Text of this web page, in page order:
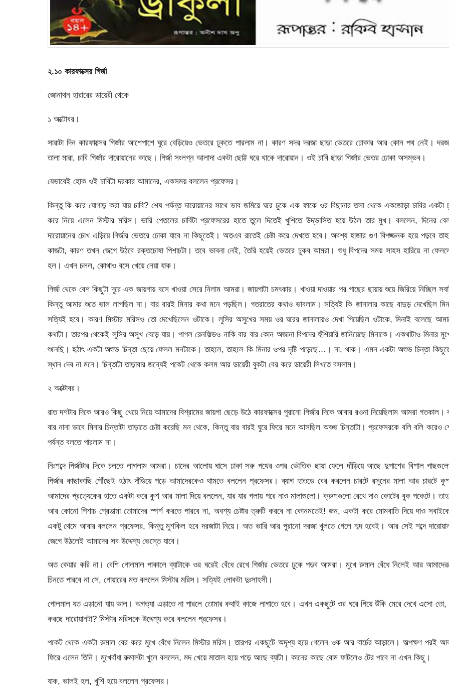
২.১০ কারফাক্সের গির্জা
জোনাথন হারারের ডায়েরী থেকে
১ অক্টোবর।
সারাটা দিন কারফাক্সের গির্জার আশেপাশে ঘুরে বেড়িয়েও ভেতরে ঢুকতে পারলাম না। কারণ সদর দরজা ছাড়া ভেতরে ঢোকার আর কোন পথ নেই।
তালা মারা, চাবি গির্জার দারোয়ানের কাছে। গির্জা সংলগ্ন আলাদা একটা ছোট্ট ঘরে থাকে দারোয়ান। ওই চাবি ছাড়া গির্জার ভেতর ঢোকা অসম্ভব।
যেভাবেই হোক ওই চাবিটা দরকার আমাদের, একসময় বললেন প্রফেসর।
কিন্তু কি করে যোগাড় করা যায় চাবি? শেষ পর্যন্ত দারোয়ানের সাথে ভাব জমিয়ে ঘরে ঢুকে এক ফাকে ওর বিছানার তলা থেকে একজোড়া চাবির একটা
করে নিয়ে এলেন মিস্টার মরিস। ভারি পেতলের চাবিটা প্রফেসরের হাতে তুলে দিতেই খুশিতে উদ্ভাসিত হয়ে উঠল তার মুখ। বললেন, দিনের
দারোয়ানের চোখ এড়িয়ে গির্জার ভেতরে ঢোকা যাবে না কিছুতেই। অতএব রাতেই চেষ্টা করে দেখতে হবে। অবশ্য হাজার গুণ বিপজ্জনক হয়ে পড়বে
কাজটা, কারণ তখন জেগে উঠবে রক্তচোষা পিশাচটা। তবে ভাবনা নেই, তৈরি হয়েই ভেতরে ঢুকব আমরা। শুধু বিপদের সময় সাহস হারিয়ে না
হল। এখন চলল, কোথাও বসে খেয়ে নেয়া যাক।
গির্জা থেকে বেশ কিছুটা দূরে এক জায়গায় বসে খাওয়া সেরে নিলাম আমরা। জায়গাটা চমৎকার। খাওয়া দাওয়ার পর গাছের ছায়ায় শুয়ে জিরিয়ে নিচ্ছিল
কিন্তু আমার শুতে ভাল লাগছিল না। বার বারই মিনার কথা মনে পড়ছিল। গতরাতের কথাও ভাবলাম। সত্যিই কি জানালার কাছে বাদুড় দেখেছিল
সত্যিই হবে। কারণ মিস্টার মরিসও তো দেখেছিলেন ওটাকে। লুসির অসুখের সময় ওর ঘরের জানালায়ও দেখা গিয়েছিল ওটাকে, মিনাই বলেছে
কথাটা। তারপর থেকেই লুসির অসুখ বেড়ে যায়। পাগল রেনফিল্ডও নাকি বার বার কোন অজানা বিপদের হুঁশিয়ারি জানিয়েছে মিনাকে। একথাটাও মিনার
শুনেছি। হঠাৎ একটা অশুভ চিন্তা ছেয়ে ফেলল মনটাকে। তাহলে, তাহলে কি মিনার ওপর দৃষ্টি পড়েছে…। না, থাক। এমন একটা অশুভ চিন্তা
স্থান দেব না মনে। চিন্তাটা তাড়াবার জন্যেই পকেট থেকে কলম আর ডায়েরী বুকটা বের করে ডায়েরী লিখতে বসলাম।
২ অক্টোবর।
রাত দশটার দিকে আরও কিছু খেয়ে নিয়ে আমাদের বিশ্রামের জায়গা ছেড়ে উঠে কারফাক্সের পুরানো গির্জার দিকে আবার রওনা দিয়েছিলাম আমরা গতকাল।
বার নানা ভাবে মিনার চিন্তাটা তাড়াতে চেষ্টা করেছি মন থেকে, কিন্তু বার বারই ঘুরে ফিরে মনে আসছিল অশুভ চিন্তাটা। প্রফেসরকে বলি বলি করেও
পর্যন্ত বলতে পারলাম না।
নিঃশব্দে গির্জাটার দিকে চলতে লাগলাম আমরা। চাদের আলোয় ঘাসে ঢাকা সরু পথের ওপর ভৌতিক ছায়া ফেলে দাঁড়িয়ে আছে দুপাশের বিশাল
গির্জার কাছাকাছি পৌঁছেই হঠাৎ দাঁড়িয়ে পড়ে আমাদেরকেও থামতে বললেন প্রফেসর। ব্যাগ হাতড়ে বের করলেন চারটে রসুনের মালা আর চারটে
আমাদের প্রত্যেকের হাতে একটা করে কুশ আর মালা দিয়ে বললেন, যার যার গলায় পরে নাও মালাগুলো। ক্রুশগুলো রেখে দাও কোটের বুক পকেটে।
আর কোনো পিশাচ প্রেতাত্মা তোমাদের স্পর্শ করতে পারবে না, অবশ্য চেষ্টার ত্রুটি করবে না কোনমতেই! জন, একটা করে মোমবাতি দিয়ে দাও
একটু থেমে আবার বললেন প্রফেসর, কিন্তু মুশকিল হবে দরজাটা নিয়ে। অত ভারি আর পুরানো দরজা খুলতে গেলে শব্দ হবেই। আর সেই শব্দে
জেগে উঠলেই আমাদের সব উদ্দেশ্য ভেস্তে যাবে।
অত কেয়ার করি না। বেশি গোলমাল পাকালে ব্যাটাকে ওর ঘরেই বেঁধে রেখে গির্জার ভেতরে ঢুকে পড়ব আমরা। মুখে রুমাল বেঁধে নিলেই আর
চিনতে পারবে না সে, গোয়ারের মত বললেন মিস্টার মরিস। সত্যিই লোকটা দুঃসাহসী।
গোলমাল যত এড়ানো যায় ভাল। অগত্যা এড়াতে না পারলে তোমার কথাই কাজে লাগাতে হবে। এখন একছুটে ওর ঘরে গিয়ে উঁকি মেরে দেখে এসো তো,
করছে দারোয়ানটা? মিস্টার মরিসকে উদ্দেশ্য করে বললেন প্রফেসর।
পকেট থেকে একটা রুমাল বের করে মুখে বেঁধে নিলেন মিস্টার মরিস। তারপর একছুটে অদৃশ্য হয়ে গেলেন ওক আর বার্চের আড়ালে। অল্পক্ষণ পরই
ফিরে এলেন তিনি। মুখেবাঁধা রুমালটা খুলে বললেন, মদ খেয়ে মাতাল হয়ে পড়ে আছে ব্যাটা। কানের কাছে বোম ফাটলেও টের পাবে না এখন কিছু।
যাক, ভালই হল, খুশি হয়ে বললেন প্রফেসর।